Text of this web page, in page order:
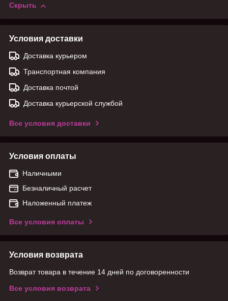
Скрыть
Условия доставки
Доставка курьером
Транспортная компания
Доставка почтой
Доставка курьерской службой
Все условия доставки
Условия оплаты
Наличными
Безналичный расчет
Наложенный платеж
Все условия оплаты
Условия возврата
Возврат товара в течение 14 дней по договоренности
Все условия возврата